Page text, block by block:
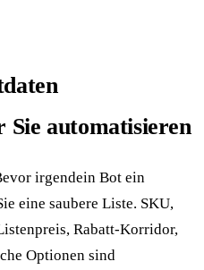
Sie automatisieren
irgendein Bot ein
eine saubere Liste. SKU,
Rabatt-Korridor,
Optionen sind